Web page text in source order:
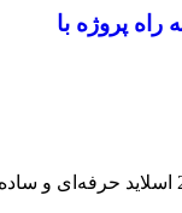
راه پروژه با